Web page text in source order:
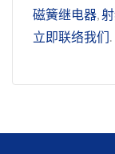
磁簧继电器,
立即联络我们.